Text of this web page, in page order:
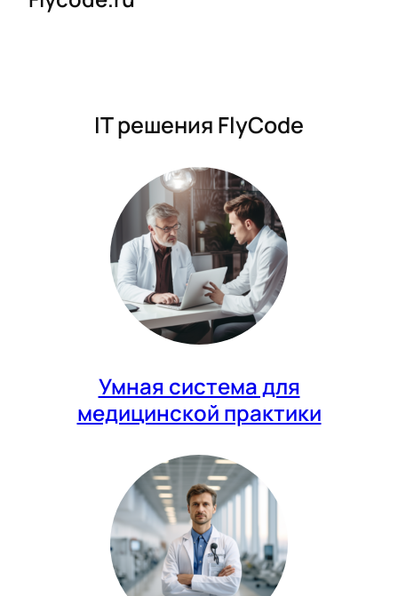
IT решения FlyCode
Умная система для
медицинской практики